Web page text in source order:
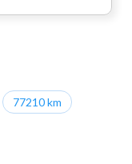
77210 km